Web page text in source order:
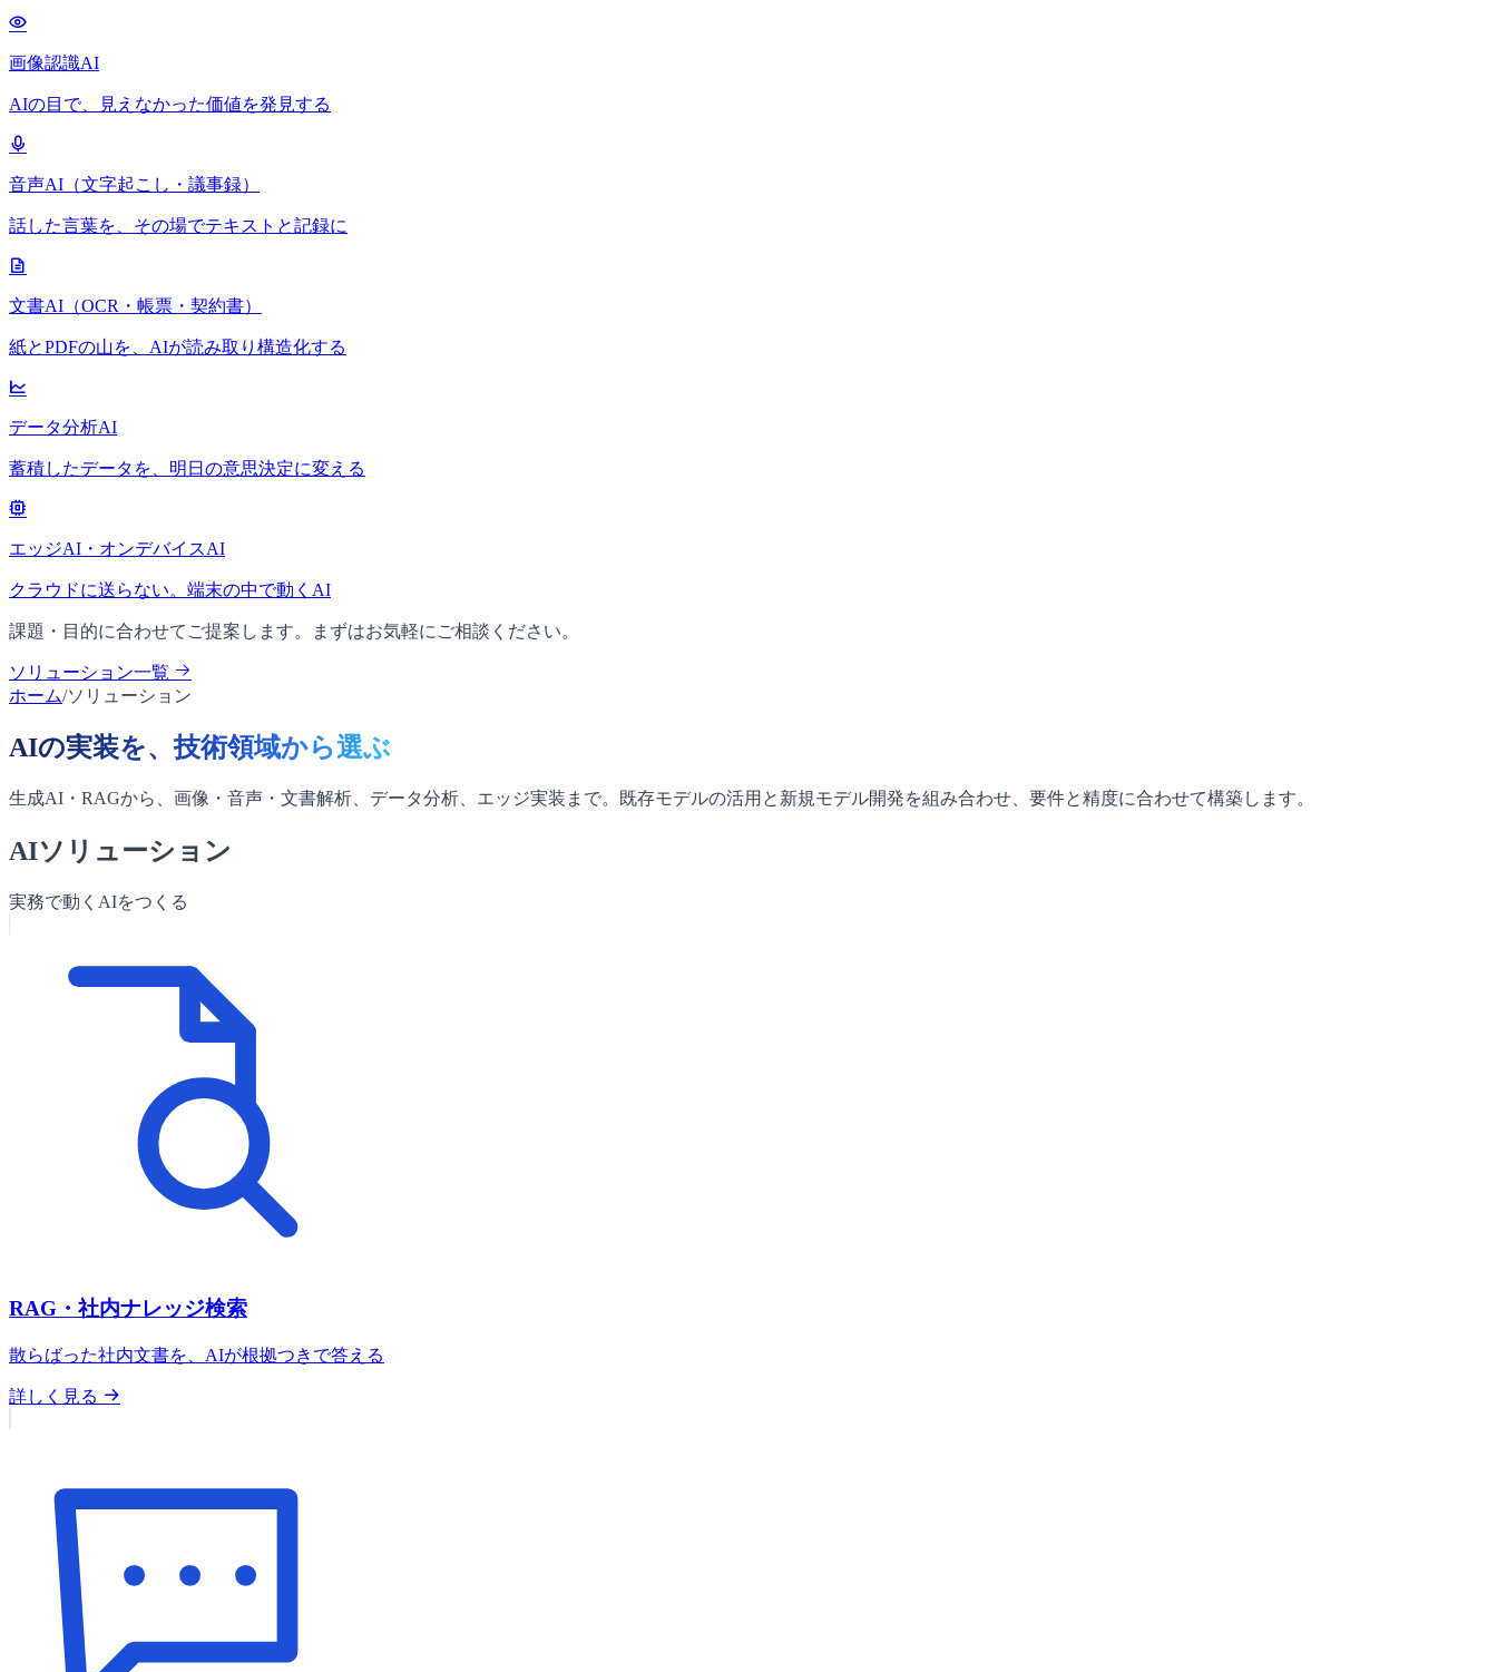
画像認識AI
AIの目で、見えなかった価値を発見する
音声AI（文字起こし・議事録）
話した言葉を、その場でテキストと記録に
文書AI（OCR・帳票・契約書）
紙とPDFの山を、AIが読み取り構造化する
データ分析AI
蓄積したデータを、明日の意思決定に変える
エッジAI・オンデバイスAI
クラウドに送らない。端末の中で動くAI
課題・目的に合わせてご提案します。まずはお気軽にご相談ください。
ソリューション一覧
ホーム/ソリューション
AIの実装を、技術領域から選ぶ
生成AI・RAGから、画像・音声・文書解析、データ分析、エッジ実装まで。既存モデルの活用と新規モデル開発を組み合わせ、要件と精度に合わせて構築します。
AIソリューション
実務で動くAIをつくる
RAG・社内ナレッジ検索
散らばった社内文書を、AIが根拠つきで答える
詳しく見る